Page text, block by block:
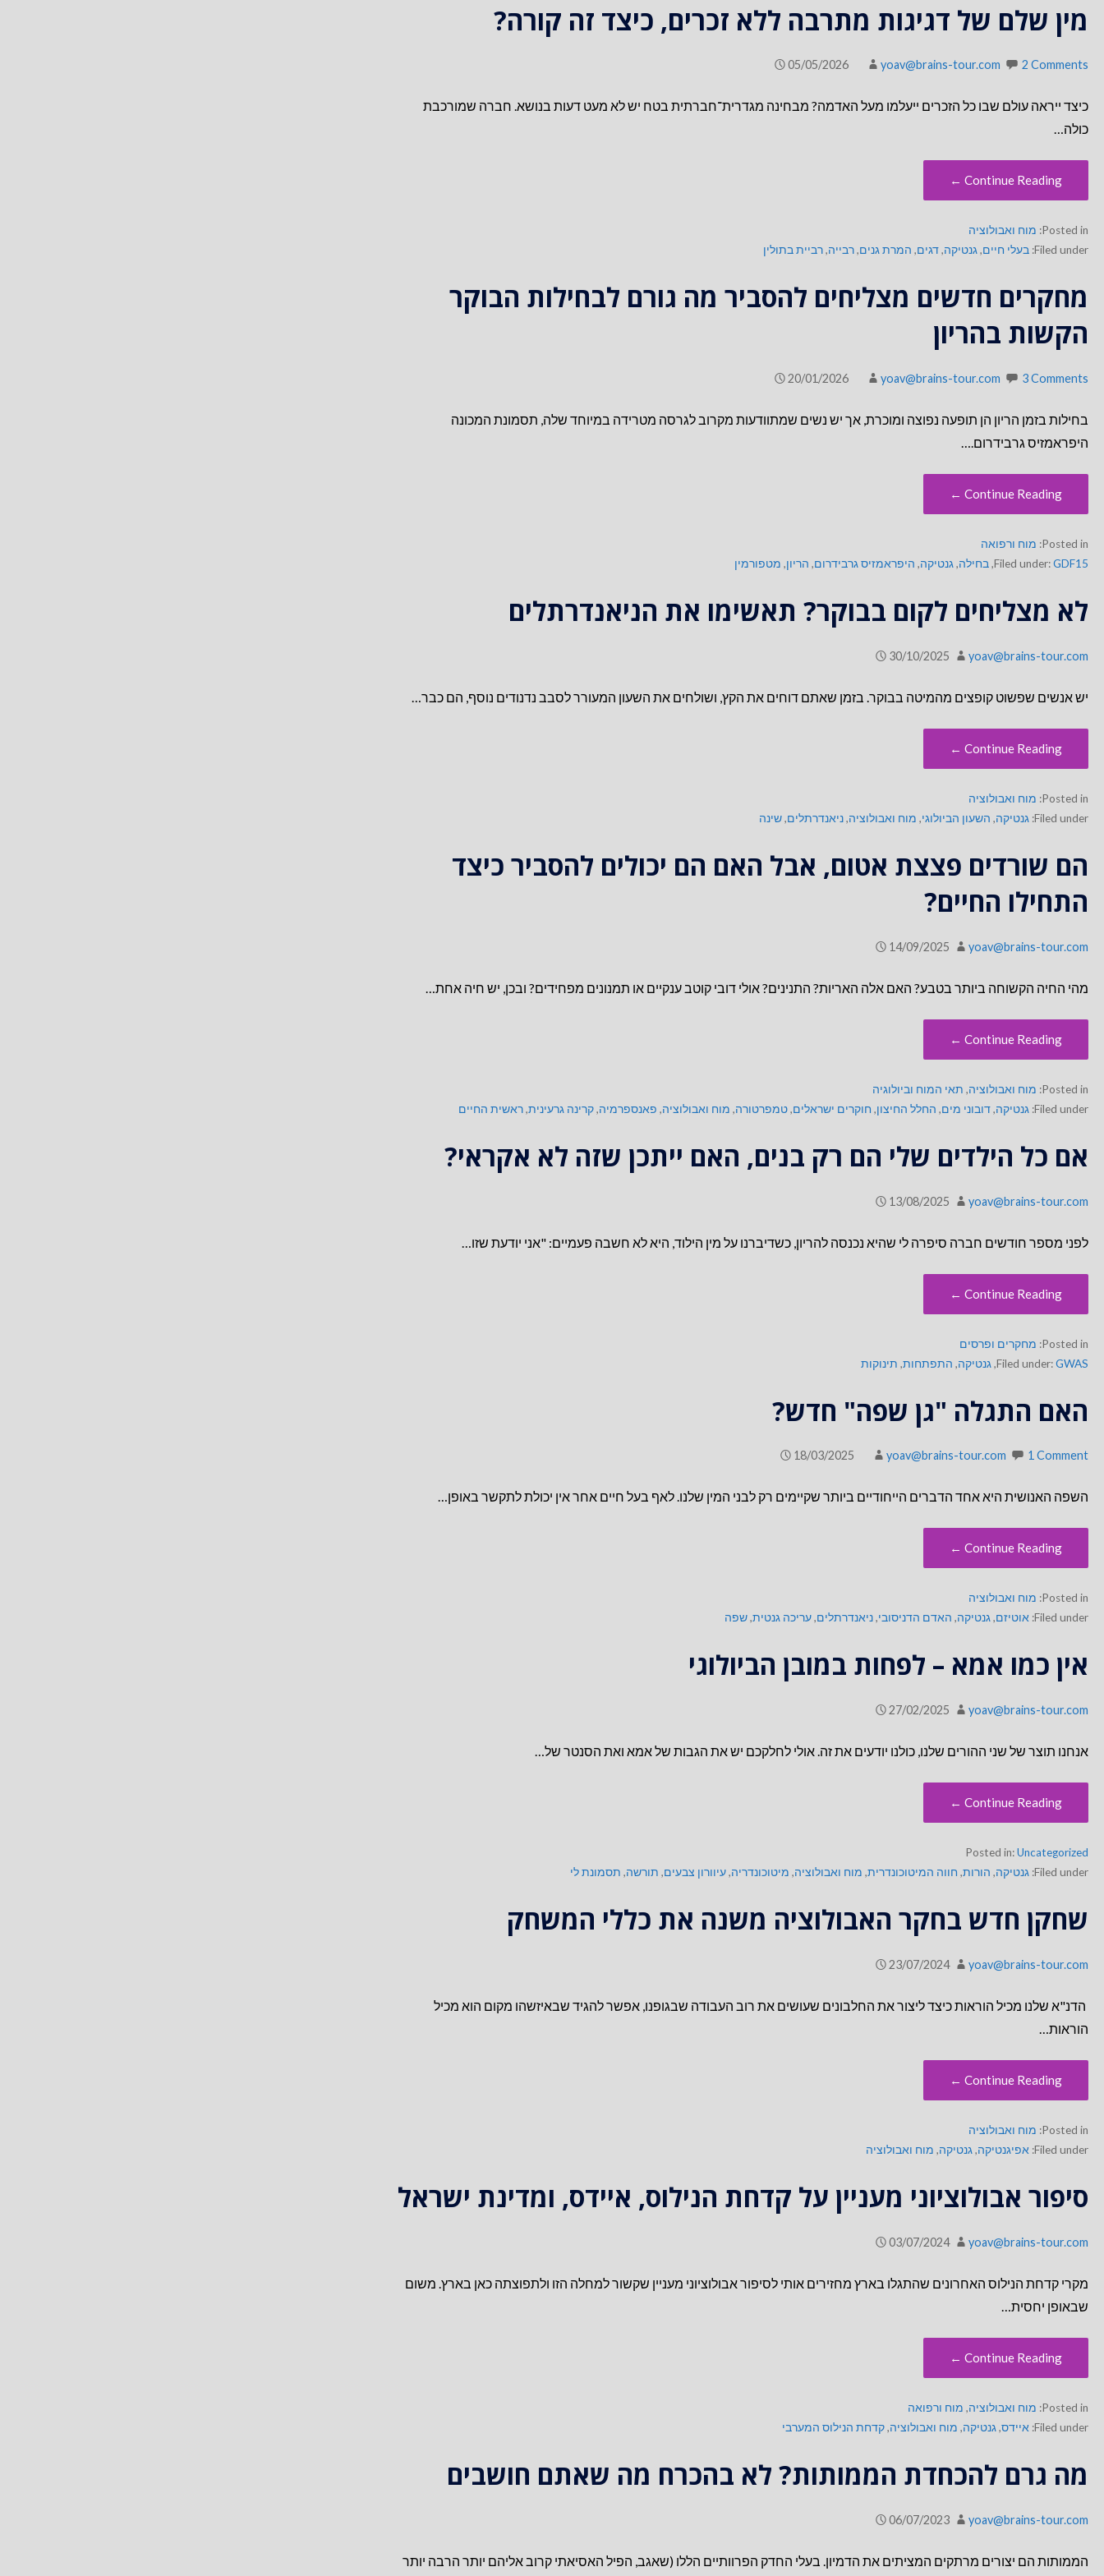
מין שלם של דגיגות מתרבה ללא זכרים, כיצד זה קורה?
05/05/2026 yoav@brains-tour.com 2 Comments
כיצד ייראה עולם שבו כל הזכרים ייעלמו מעל האדמה? מבחינה מגדרית־חברתית בטח יש לא מעט דעות בנושא. חברה שמורכבת
כולה…
Continue Reading ←
Posted in: מוח ואבולוציה
Filed under: בעלי חיים,גנטיקה,דגים, המרת גנים,רבייה,רביית בתולין
מחקרים חדשים מצליחים להסביר מה גורם לבחילות הבוקר
הקשות בהריון
20/01/2026 yoav@brains-tour.com 3 Comments
בחילות בזמן הריון הן תופעה נפוצה ומוכרת, אך יש נשים שמתוודעות מקרוב לגרסה מטרידה במיוחד שלה, תסמונת המכונה
היפראמזיס גרבידרום.…
Continue Reading ←
Posted in: מוח ורפואה
Filed under:GDF15
,בחילה,גנטיקה, היפראמזיס גרבידרום, הריון, מטפורמין
לא מצליחים לקום בבוקר? תאשימו את הניאנדרתלים
30/10/2025 yoav@brains-tour.com
יש אנשים שפשוט קופצים מהמיטה בבוקר. בזמן שאתם דוחים את הקץ, ושולחים את השעון המעורר לסבב נדנודים נוסף, הם כבר…
Continue Reading ←
Posted in: מוח ואבולוציה
Filed under: גנטיקה, השעון הביולוגי, מוח ואבולוציה,ניאנדרתלים,שינה
הם שורדים פצצת אטום, אבל האם הם יכולים להסביר כיצד
התחילו החיים?
14/09/2025 yoav@brains-tour.com
מהי החיה הקשוחה ביותר בטבע? האם אלה האריות? התנינים? אולי דובי קוטב ענקיים או תמנונים מפחידים? ובכן, יש חיה אחת…
Continue Reading ←
Posted in: מוח ואבולוציה, תאי המוח וביולוגיה
Filed under: גנטיקה,דובוני מים, החלל החיצון, חוקרים ישראלים,טמפרטורה, מוח ואבולוציה, פאנספרמיה,קרינה גרעינית,ראשית החיים
אם כל הילדים שלי הם רק בנים, האם ייתכן שזה לא אקראי?
13/08/2025 yoav@brains-tour.com
לפני מספר חודשים חברה סיפרה לי שהיא נכנסה להריון, כשדיברנו על מין הילוד, היא לא חשבה פעמיים: "אני יודעת שזו…
Continue Reading ←
Posted in: מחקרים ופרסים
Filed under:GWAS
,גנטיקה, התפתחות, תינוקות
האם התגלה "גן שפה" חדש?
18/03/2025 yoav@brains-tour.com 1 Comment
השפה האנושית היא אחד הדברים הייחודיים ביותר שקיימים רק לבני המין שלנו. לאף בעל חיים אחר אין יכולת לתקשר באופן…
Continue Reading ←
Posted in: מוח ואבולוציה
Filed under: אוטיזם,גנטיקה, האדם הדניסובי,ניאנדרתלים,עריכה גנטית,שפה
אין כמו אמא – לפחות במובן הביולוגי
27/02/2025 yoav@brains-tour.com
אנחנו תוצר של שני ההורים שלנו, כולנו יודעים את זה. אולי לחלקכם יש את הגבות של אמא ואת הסנטר של…
Continue Reading ←
Posted in:Uncategorized
Filed under: גנטיקה, הורות, חווה המיטוכונדרית, מוח ואבולוציה, מיטוכונדריה,עיוורון צבעים, תורשה, תסמונת לי
שחקן חדש בחקר האבולוציה משנה את כללי המשחק
23/07/2024 yoav@brains-tour.com
הדנ"א שלנו מכיל הוראות כיצד ליצור את החלבונים שעושים את רוב העבודה שבגופנו, אפשר להגיד שבאיזשהו מקום הוא מכיל
הוראות…
Continue Reading ←
Posted in: מוח ואבולוציה
Filed under: אפיגנטיקה,גנטיקה, מוח ואבולוציה
סיפור אבולוציוני מעניין על קדחת הנילוס, איידס, ומדינת ישראל
03/07/2024 yoav@brains-tour.com
מקרי קדחת הנילוס האחרונים שהתגלו בארץ מחזירים אותי לסיפור אבולוציוני מעניין שקשור למחלה הזו ולתפוצתה כאן בארץ. משום
שבאופן יחסית…
Continue Reading ←
Posted in: מוח ואבולוציה, מוח ורפואה
Filed under: איידס,גנטיקה, מוח ואבולוציה,קדחת הנילוס המערבי
מה גרם להכחדת הממותות? לא בהכרח מה שאתם חושבים
06/07/2023 yoav@brains-tour.com
הממותות הם יצורים מרתקים המציתים את הדמיון. בעלי החדק הפרוותיים הללו (שאגב, הפיל האסיאתי קרוב אליהם יותר הרבה יותר